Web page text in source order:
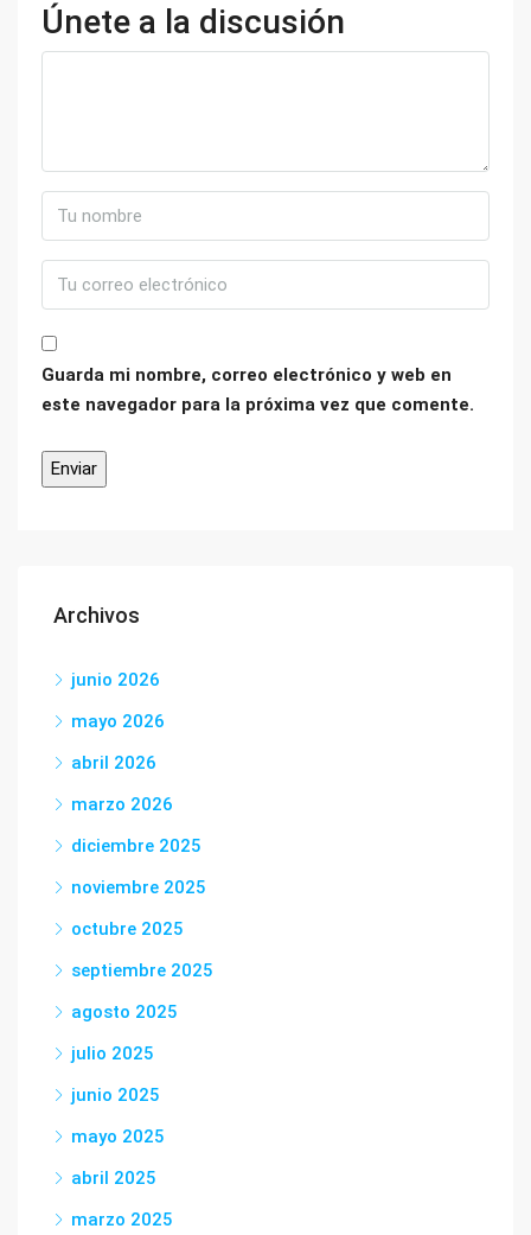
Únete a la discusión
Guarda mi nombre, correo electrónico y web en
este navegador para la próxima vez que comente.
Archivos
junio 2026
mayo 2026
abril 2026
marzo 2026
diciembre 2025
noviembre 2025
octubre 2025
septiembre 2025
agosto 2025
julio 2025
junio 2025
mayo 2025
abril 2025
marzo 2025